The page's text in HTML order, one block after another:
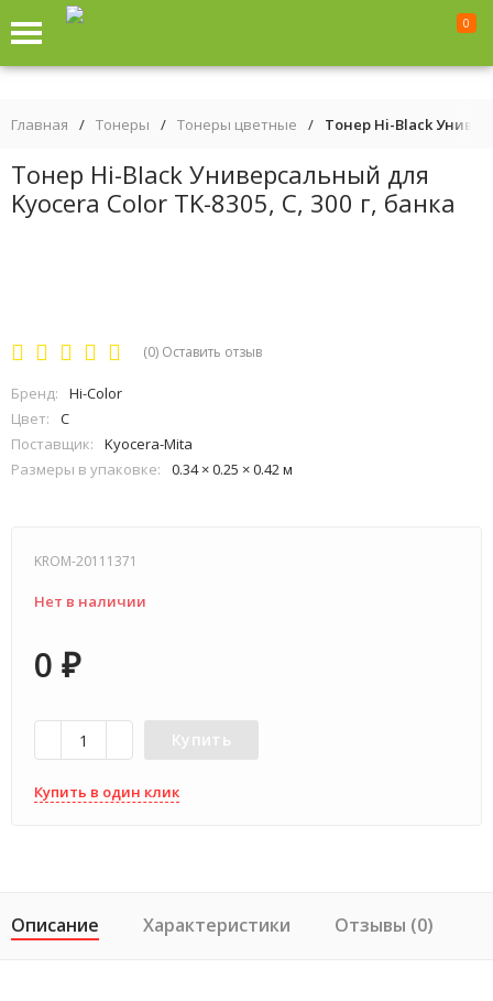
0
Главная / Тонеры / Тонеры цветные / Тонер Hi-Black
Тонер Hi-Black Универсальный для
Kyocera Color TK-8305, C, 300 г, банка
(0) Оставить отзыв
Бренд:
Hi-Color
Цвет:
C
Поставщик:
Kyocera-Mita
Размеры в упаковке:
0.34 × 0.25 × 0.42 м
KROM-20111371
Нет в наличии
0 ₽
Купить
Купить в один клик
Описание Характеристики Отзывы (0)